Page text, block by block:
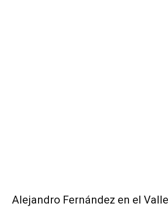
Alejandro Fernández en el Valle